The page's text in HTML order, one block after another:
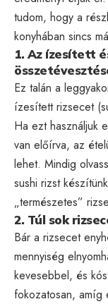
tudom, hogy a
konyhában sincs
1. Az ízesített
Ez talán a
ízesített rizsecet
Ha ezt használjuk
van előírva, az
lehet. Mindig
sushi rizst
„természetes”
2. Túl sok
Bár a rizsecet
mennyiség
kevesebbel, és
fokozatosan, amíg